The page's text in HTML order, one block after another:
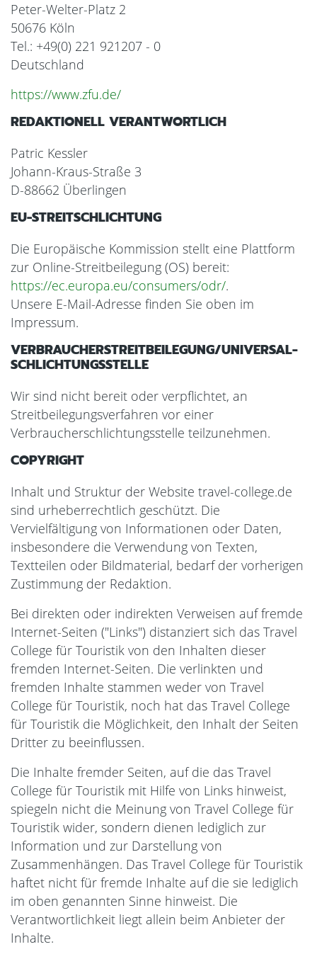
Peter-Welter-Platz 2
50676 Köln
Tel.: +49(0) 221 921207 - 0
Deutschland
https://www.zfu.de/
REDAKTIONELL VERANTWORTLICH
Patric Kessler
Johann-Kraus-Straße 3
D-88662 Überlingen
EU-STREITSCHLICHTUNG
Die Europäische Kommission stellt eine Plattform
zur Online-Streitbeilegung (OS) bereit:
https://ec.europa.eu/consumers/odr/.
Unsere E-Mail-Adresse finden Sie oben im
Impressum.
VERBRAUCHER­STREIT­BEILEGUNG/UNIVERSAL­
SCHLICHTUNGS­STELLE
Wir sind nicht bereit oder verpflichtet, an
Streitbeilegungsverfahren vor einer
Verbraucherschlichtungsstelle teilzunehmen.
COPYRIGHT
Inhalt und Struktur der Website travel-college.de
sind urheberrechtlich geschützt. Die
Vervielfältigung von Informationen oder Daten,
insbesondere die Verwendung von Texten,
Textteilen oder Bildmaterial, bedarf der vorherigen
Zustimmung der Redaktion.
Bei direkten oder indirekten Verweisen auf fremde
Internet-Seiten ("Links") distanziert sich das Travel
College für Touristik von den Inhalten dieser
fremden Internet-Seiten. Die verlinkten und
fremden Inhalte stammen weder von Travel
College für Touristik, noch hat das Travel College
für Touristik die Möglichkeit, den Inhalt der Seiten
Dritter zu beeinflussen.
Die Inhalte fremder Seiten, auf die das Travel
College für Touristik mit Hilfe von Links hinweist,
spiegeln nicht die Meinung von Travel College für
Touristik wider, sondern dienen lediglich zur
Information und zur Darstellung von
Zusammenhängen. Das Travel College für Touristik
haftet nicht für fremde Inhalte auf die sie lediglich
im oben genannten Sinne hinweist. Die
Verantwortlichkeit liegt allein beim Anbieter der
Inhalte.